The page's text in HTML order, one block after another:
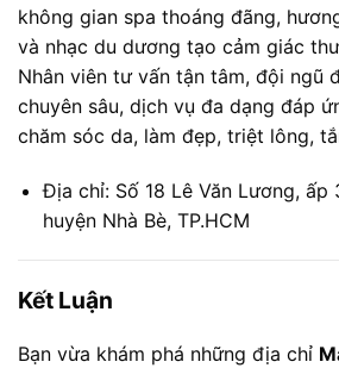
không gian spa thoáng đãng,
và nhạc du dương tạo cảm giác
Nhân viên tư vấn tận tâm, đội ngũ
chuyên sâu, dịch vụ đa dạng đáp
chăm sóc da, làm đẹp, triệt lông,
Địa chỉ: Số 18 Lê Văn Lương, ấp
huyện Nhà Bè, TP.HCM
Kết Luận
Bạn vừa khám phá những địa chỉ